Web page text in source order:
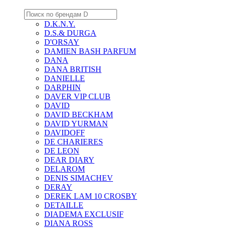
D.K.N.Y.
D.S.& DURGA
D'ORSAY
DAMIEN BASH PARFUM
DANA
DANA BRITISH
DANIELLE
DARPHIN
DAVER VIP CLUB
DAVID
DAVID BECKHAM
DAVID YURMAN
DAVIDOFF
DE CHARIERES
DE LEON
DEAR DIARY
DELAROM
DENIS SIMACHEV
DERAY
DEREK LAM 10 CROSBY
DETAILLE
DIADEMA EXCLUSIF
DIANA ROSS